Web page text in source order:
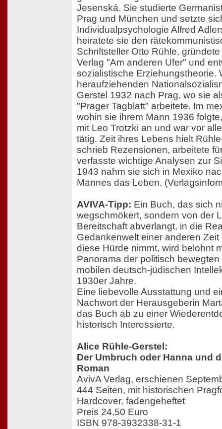
Jesenská. Sie studierte
Prag und München und setzte
Individualpsychologie Alfred
heiratete sie den
Schriftsteller Otto Rühle,
Verlag "Am anderen Ufer" und
sozialistische Erziehungstheorie.
heraufziehenden
Gerstel 1932 nach Prag, wo sie
"Prager Tagblatt" arbeitete. Im
wohin sie ihrem Mann 1936
mit Leo Trotzki an und war vor
tätig. Zeit ihres Lebens hielt
schrieb Rezensionen, arbeitete
verfasste wichtige Analysen zur
1943 nahm sie sich in Mexiko
Mannes das Leben.
AVIVA-Tipp: Ein Buch, das sich
wegschmökert, sondern von der
Bereitschaft abverlangt, in die
Gedankenwelt einer anderen
diese Hürde nimmt, wird belohnt
Panorama der politisch
mobilen deutsch-jüdischen
1930er Jahre.
Eine liebevolle Ausstattung und
Nachwort der Herausgeberin
das Buch ab zu einer
historisch Interessierte.
Alice Rühle-Gerstel:
Der Umbruch oder Hanna und
Roman
AvivA Verlag, erschienen
444 Seiten, mit historischen
Hardcover, fadengeheftet
Preis 24,50 Euro
ISBN 978-3932338-31-1